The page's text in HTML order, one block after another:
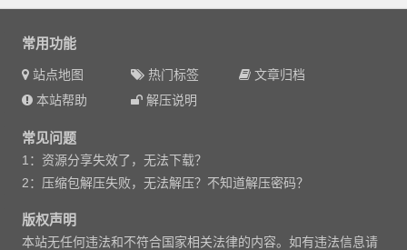
常用功能
站点地图 热门标签
文章归档
本站帮助
解压说明
常见问题
1：资源分享失效了，无法下载？
2：压缩包解压失败，无法解压？不知道解压密码？
版权声明
本站无任何违法和不符合国家相关法律的内容。如有违法信息请